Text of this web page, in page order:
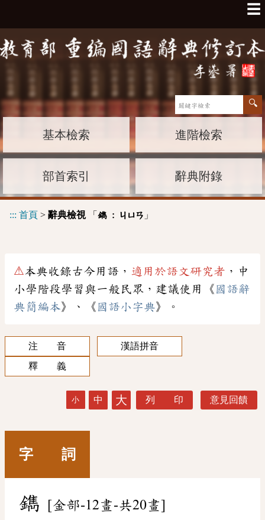
☰
基本檢索 進階檢索
部首索引 辭典附錄
::: 首頁 > 辭典檢視「 鐫 : ㄐㄩㄢ 」
⚠本典收錄古今用語， 適用於語文研究者 ，中
小學階段學習與一般民眾，建議使用《 國語辭
典簡編本》、《 國語小字典》。
注 音
漢語拼音
釋 義
小 中 大 列 印 意見回饋
字 詞
鐫 [金部-12畫-共20畫]